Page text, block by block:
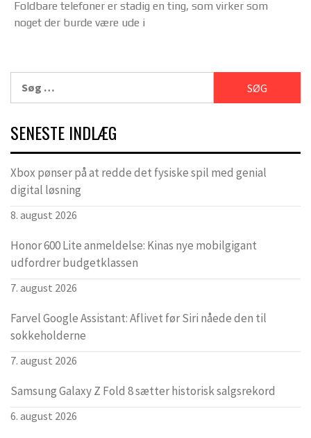
Foldbare telefoner er stadig en ting, som virker som
noget der burde være ude i
efter:
SENESTE INDLÆG
Xbox pønser på at redde det fysiske spil med genial
digital løsning
8. august 2026
Honor 600 Lite anmeldelse: Kinas nye mobilgigant
udfordrer budgetklassen
7. august 2026
Farvel Google Assistant: Aflivet før Siri nåede den til
sokkeholderne
7. august 2026
Samsung Galaxy Z Fold 8 sætter historisk salgsrekord
6. august 2026